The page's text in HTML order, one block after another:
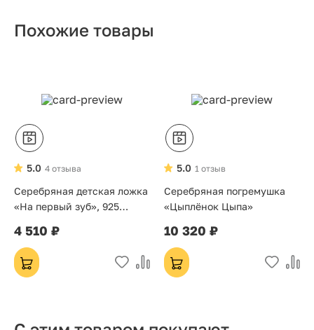
Похожие товары
4 отзыва
5.0
Серебряная детская ложка
«На первый зуб», 925
крестины
4 510 ₽
1 отзыв
5.0
Серебряная погремушка
«Цыплёнок Цыпа»
10 320 ₽